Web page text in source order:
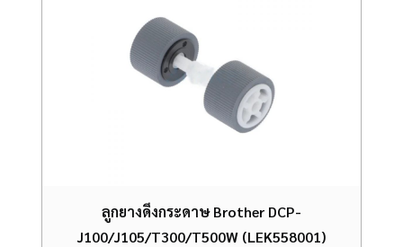
ลูกยางดึงกระดาษ Brother DCP-
J100/J105/T300/T500W (LEK558001)